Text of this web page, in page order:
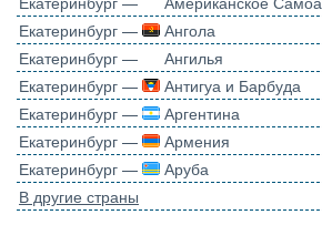
Екатеринбург —
Ангола
Екатеринбург —
Ангилья
Екатеринбург —
Антигуа и Барбуда
Екатеринбург —
Аргентина
Екатеринбург —
Армения
Екатеринбург —
Аруба
В другие страны